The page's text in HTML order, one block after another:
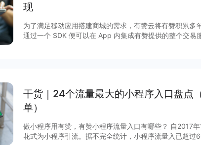
现
为了满⾜移动应⽤搭建商城的需求，有赞云将有赞积累多
通过⼀个 SDK 便可以在 App 内集成有赞提供的整个交易服务。 除了享受完善的商
法，直接可以在 App 内使用 5.完善的商城能力，数
干货｜24个流量最大的小程序入口盘点
单）
做小程序用有赞，有赞小程序流量入口有哪些？ 自2017
花式为小程序引流。据不完全统计，小程序流量入已超过